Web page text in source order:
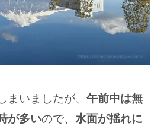
いましたが、 午前中は無
が多いので、 水面が揺れに